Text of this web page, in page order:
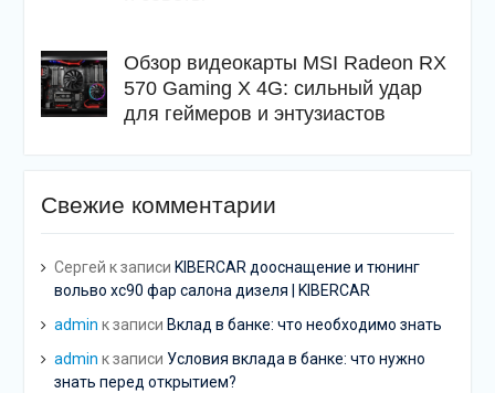
Обзор видеокарты MSI Radeon RX
570 Gaming X 4G: сильный удар
для геймеров и энтузиастов
Свежие комментарии
Сергей к записи KIBERCAR дооснащение и тюнинг
вольво хс90 фар салона дизеля | KIBERCAR
admin к записи Вклад в банке: что необходимо знать
admin к записи Условия вклада в банке: что нужно
знать перед открытием?